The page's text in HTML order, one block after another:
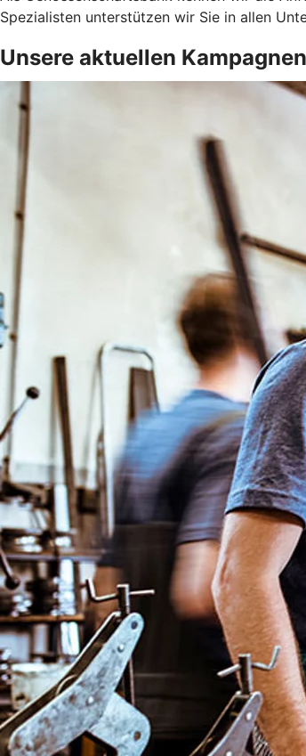
Spezialisten unterstützen wir Sie in allen
Unsere aktuellen